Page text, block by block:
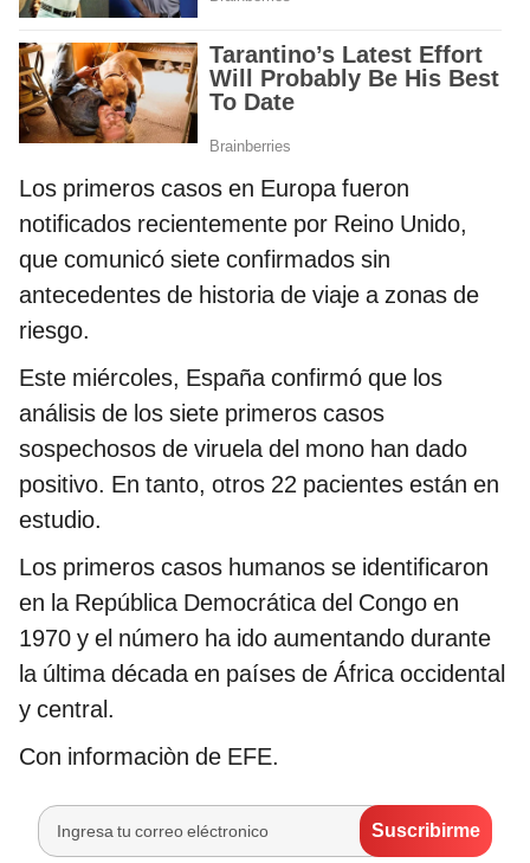
Los primeros casos en Europa fueron
notificados recientemente por Reino Unido,
que comunicó siete confirmados sin
antecedentes de historia de viaje a zonas de
riesgo.
Este miércoles, España confirmó que los
análisis de los siete primeros casos
sospechosos de viruela del mono han dado
positivo. En tanto, otros 22 pacientes están en
estudio.
Los primeros casos humanos se identificaron
en la República Democrática del Congo en
1970 y el número ha ido aumentando durante
la última década en países de África occidental
y central.
Con informaciòn de EFE.